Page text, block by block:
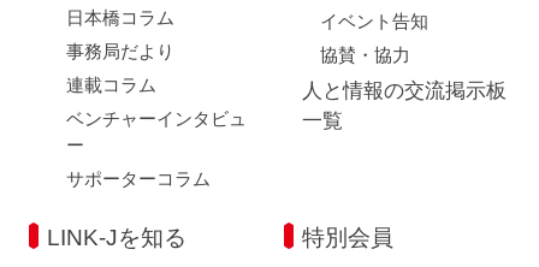
日本橋コラム
事務局だより
連載コラム
ベンチャーインタビュ
ー
サポーターコラム
イベント告知
協賛・協力
人と情報の交流掲示板
一覧
LINK-Jを知る 特別会員